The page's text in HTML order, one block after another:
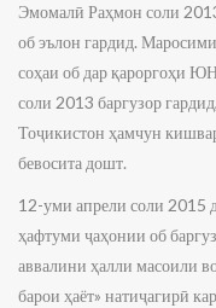
Эмомалӣ Раҳмон соли
об эълон гардид.
соҳаи об дар қароргоҳи
соли 2013 баргузор
Тоҷикистон ҳамчун
бевосита дошт.
12-уми апрели соли 2015
ҳафтуми ҷаҳонии об
аввалини ҳалли масоили
барои ҳаёт» натиҷагирӣ